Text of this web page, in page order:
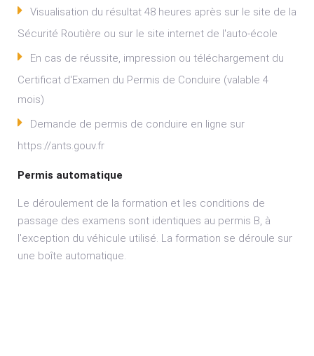
Visualisation du résultat 48 heures après sur le site de la
Sécurité Routière ou sur le site internet de l'auto-école
En cas de réussite, impression ou téléchargement du
Certificat d'Examen du Permis de Conduire (valable 4
mois)
Demande de permis de conduire en ligne sur
https://ants.gouv.fr
Permis automatique
Le déroulement de la formation et les conditions de
passage des examens sont identiques au permis B, à
l'exception du véhicule utilisé. La formation se déroule sur
une boîte automatique.